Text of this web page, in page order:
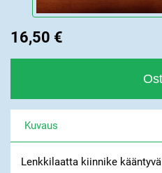
16,50 €
Kuvaus
Lenkkilaatta kiinnike kääntyvä